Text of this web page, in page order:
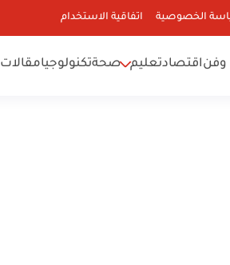
الخصوصية اتفاقية الاستخدام
وفناقتصادتعليم صحةتكنولوجيامقالات